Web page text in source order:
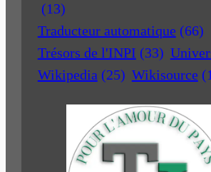
(13)
Traducteur automatique (66)
Trésors de l'INPI (33)
Wikipedia (25) Wikisource